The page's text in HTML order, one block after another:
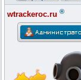
wtrackeroc.ru ®